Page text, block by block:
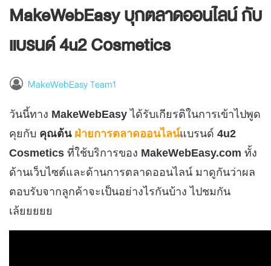
MakeWebEasy บุกตลาดออนไลน์ กับ
แบรนด์ 4u2 Cosmetics
MakeWebEasy Team1
วันนี้ทาง MakeWebEasy ได้รับเกียรติในการเข้าไปพูด
คุยกับ คุณต้นฝ่ายการตลาดออนไลน์แบรนด์ 4u2
Cosmetics ที่ใช้บริการของ MakeWebEasy.com ทั้ง
ด้านเว็บไซต์และด้านการตลาดออนไลน์ มาดูกันว่าผล
ตอบรับจากลูกค้าจะเป็นอย่างไรกันบ้าง ไปชมกัน
เล้ยยยยย